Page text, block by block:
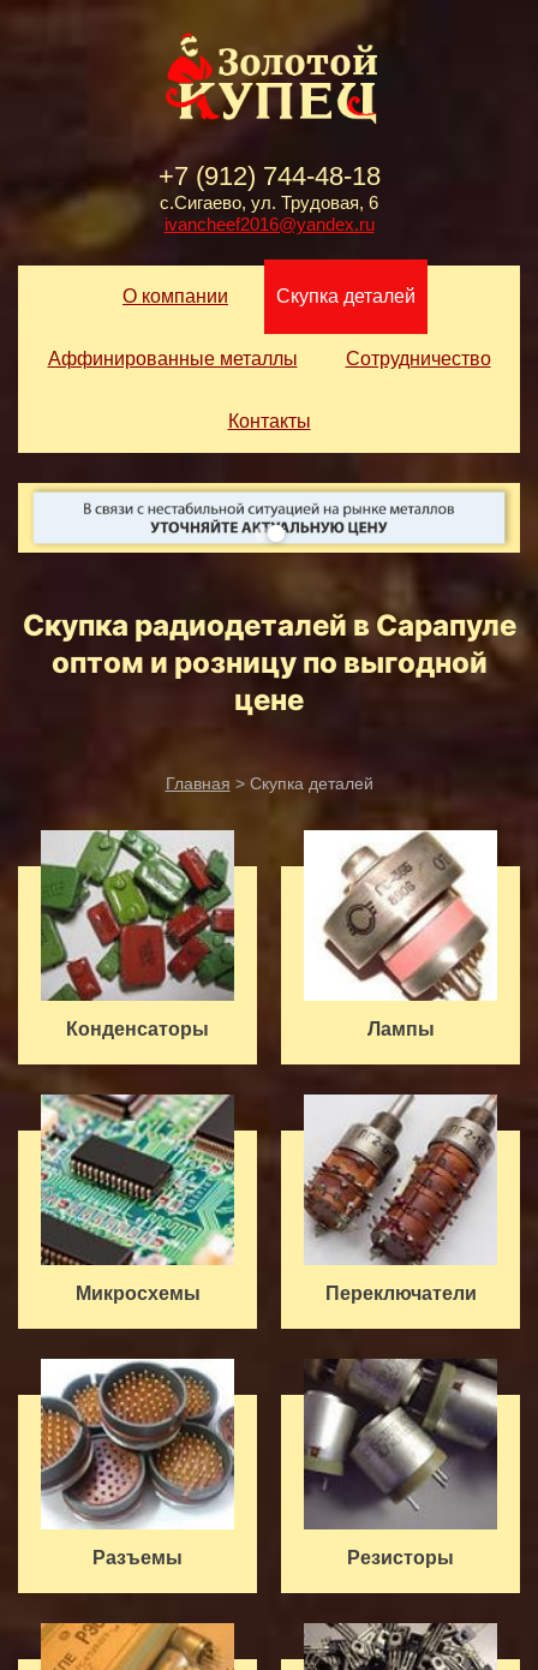
+7 (912) 744-48-18
с.Сигаево, ул. Трудовая, 6
ivancheef2016@yandex.ru
О компании Скупка деталей
Аффинированные металлы Сотрудничество
Контакты
Скупка радиодеталей в Сарапуле
оптом и розницу по выгодной
цене
Главная > Скупка деталей
Конденсаторы Лампы
Микросхемы Переключатели
Разъемы Резисторы